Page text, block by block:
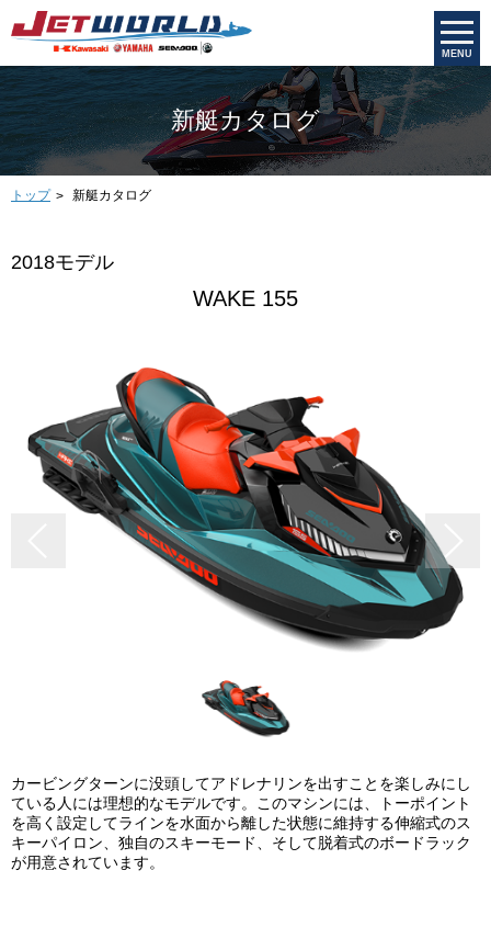
MENU
新艇カタログ
トップ 新艇カタログ
2018モデル
WAKE 155
カービングターンに没頭してアドレナリンを出すことを楽しみにし
ている人には理想的なモデルです。このマシンには、トーポイント
を高く設定してラインを水面から離した状態に維持する伸縮式のス
キーパイロン、独自のスキーモード、そして脱着式のボードラック
が用意されています。